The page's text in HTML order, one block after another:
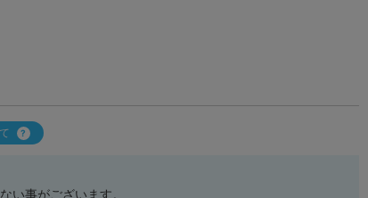
い事がございます。